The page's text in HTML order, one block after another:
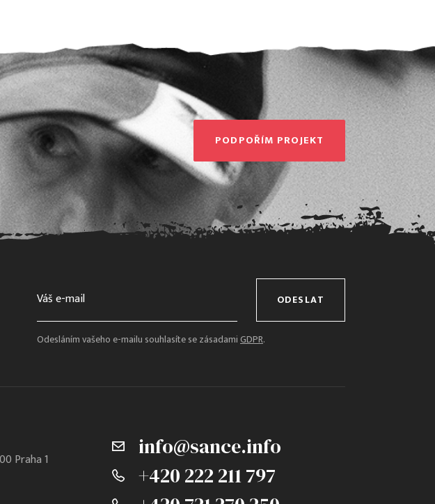
PODPOŘÍM PROJEKT
ODESLAT
Odesláním vašeho e-mailu souhlasíte se zásadamiGDPR.
Praha 1
info@sance.info
+420 222 211 797